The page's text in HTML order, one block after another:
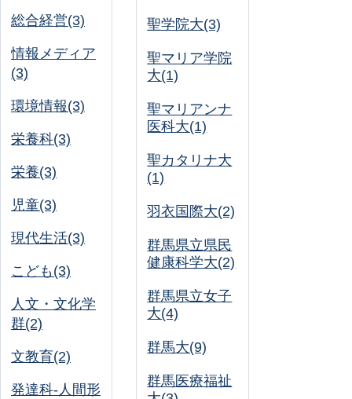
総合経営(3)
情報メディア
(3)
環境情報(3)
栄養科(3)
栄養(3)
児童(3)
現代生活(3)
こども(3)
人文・文化学
群(2)
文教育(2)
発達科-人間形
聖学院大(3)
聖マリア学院
大(1)
聖マリアンナ
医科大(1)
聖カタリナ大
(1)
羽衣国際大(2)
群馬県立県民
健康科学大(2)
群馬県立女子
大(4)
群馬大(9)
群馬医療福祉